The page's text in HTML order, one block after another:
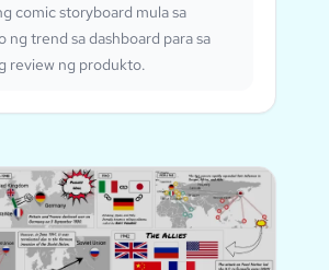
comic storyboard mula sa
ng trend sa dashboard para sa
review ng produkto.